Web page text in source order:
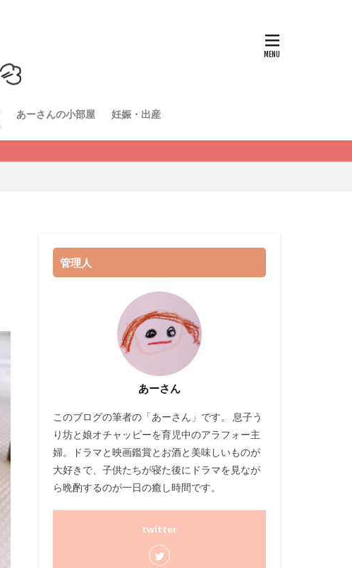
あーさんの小部屋 妊娠・出産
管理人
あーさん
このブログの筆者の「あーさん」です。 息子う
り坊と娘オチャッピーを育児中のアラフォー主
婦。ドラマと映画鑑賞とお酒と美味しいものが
大好きで、子供たちが寝た後にドラマを見なが
ら晩酌するのが一日の癒し時間です。
twitter